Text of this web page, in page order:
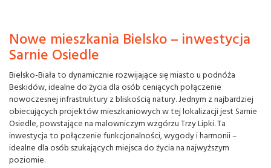
Nowe mieszkania Bielsko – inwestycja
Sarnie Osiedle
Bielsko-Biała to dynamicznie rozwijające się miasto u podnóża
Beskidów, idealne do życia dla osób ceniących połączenie
nowoczesnej infrastruktury z bliskością natury. Jednym z najbardziej
obiecujących projektów mieszkaniowych w tej lokalizacji jest Sarnie
Osiedle, powstające na malowniczym wzgórzu Trzy Lipki. Ta
inwestycja to połączenie funkcjonalności, wygody i harmonii –
idealne dla osób szukających miejsca do życia na najwyższym
poziomie.